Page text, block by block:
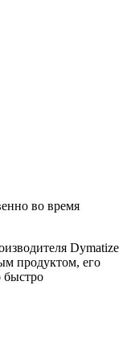
во время
Dymatize
продуктом, его
быстро